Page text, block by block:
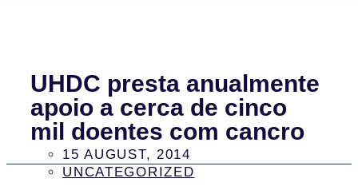
UHDC presta anualmente
apoio a cerca de cinco
mil doentes com cancro
15 AUGUST, 2014
UNCATEGORIZED